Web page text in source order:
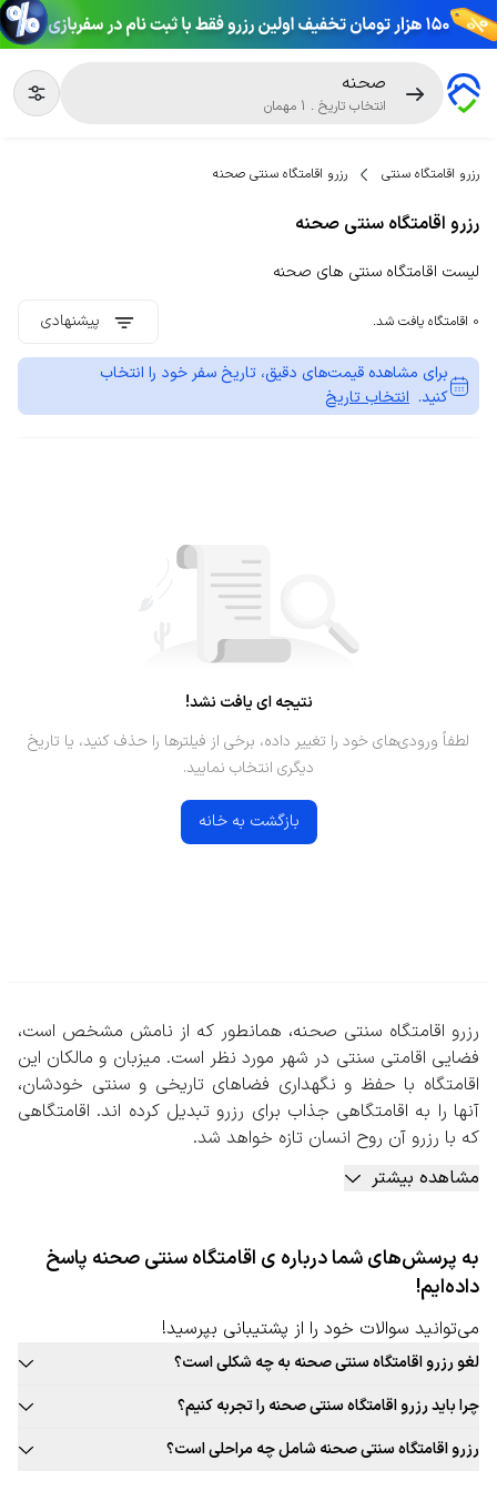
صحنه
انتخاب تاریخ .
1 مهمان
رزرو اقامتگاه سنتی رزرو اقامتگاه سنتی صحنه
رزرو اقامتگاه سنتی صحنه
لیست اقامتگاه سنتی های صحنه
0 اقامتگاه یافت شد. پیشنهادی
برای مشاهده قیمت‌های دقیق، تاریخ سفر خود را انتخاب
کنید. انتخاب تاریخ
نتیجه ای یافت نشد!
لطفاً ورودی‌های خود را تغییر داده، برخی از فیلترها را حذف کنید، یا تاریخ
دیگری انتخاب نمایید.
بازگشت به خانه
رزرو اقامتگاه سنتی صحنه، همانطور که از نامش مشخص است،
فضایی اقامتی سنتی در شهر مورد نظر است. میزبان و مالکان این
اقامتگاه با حفظ و نگهداری فضاهای تاریخی و سنتی خودشان،
آنها را به اقامتگاهی جذاب برای رزرو تبدیل کرده اند. اقامتگاهی
که با رزرو آن روح انسان تازه خواهد شد.
این اقامتگاه های سنتی به طور معمول در شهرهای باستانی و
تاریخی ایران بیشتر یافت می شوند.
فراهم شده است. علاوه بر این موضوع، اقامتگاه‌های سنتی معمولا
فضای بیشتر و بزرگتری را نسبت به اتاق‌های یک هتل زنجیره‌ای
در اختیار شما مهمان قرار خواهند داد. این امر می‌تواند برای
افرادی که تمایل دارند تا به صورت خانوادگی یا با تعداد بالا سفر
کنند، بسیار مطلوب واقع شود.
رزرو اقامتگاه سنتی صحنه، هم یکی از همین تجربه های اصیل و
ناب است. شهر مذکور به دلیل پیشینه تاریخی خود فضاهایی
رزرو اقامتگاه سنتی صحنه به صورت آنلاین
مشاهده بیشتر
به پرسش‌های شما درباره ی اقامتگاه سنتی صحنه پاسخ
داده‌ایم!
می‌توانید سوالات خود را از پشتیبانی بپرسید!
لغو رزرو اقامتگاه سنتی صحنه به چه شکلی است؟
قوانین لغو رزرو اقامتگاه سنتی این شهر به صورت ثابت برای تمامی اقامتگاه
سنتی قابل ارائه نیست. حتما در زمان رزرو اقامتگاه سنتی مورد نظر خود به
قوانین لغو توجه کنید.
چرا باید رزرو اقامتگاه سنتی صحنه را تجربه کنیم؟
بافت سنتی و جذاب این شهر، غذاهای محلی و بومی جذاب، فرهنگ غنی،
تجربه‌های جذاب و به یادماندنی اقامت در اقامتگاه سنتی این شهر و …
رزرو اقامتگاه سنتی صحنه شامل چه مراحلی است؟